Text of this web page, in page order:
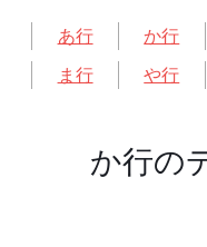
あ行 か行
ま行
や行
か行の